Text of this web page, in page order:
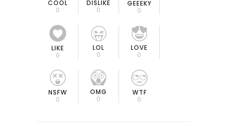
COOL
0
DISLIKE
0
GEEEKY
0
LIKE
0
LOL
0
LOVE
0
NSFW
0
OMG
0
WTF
0